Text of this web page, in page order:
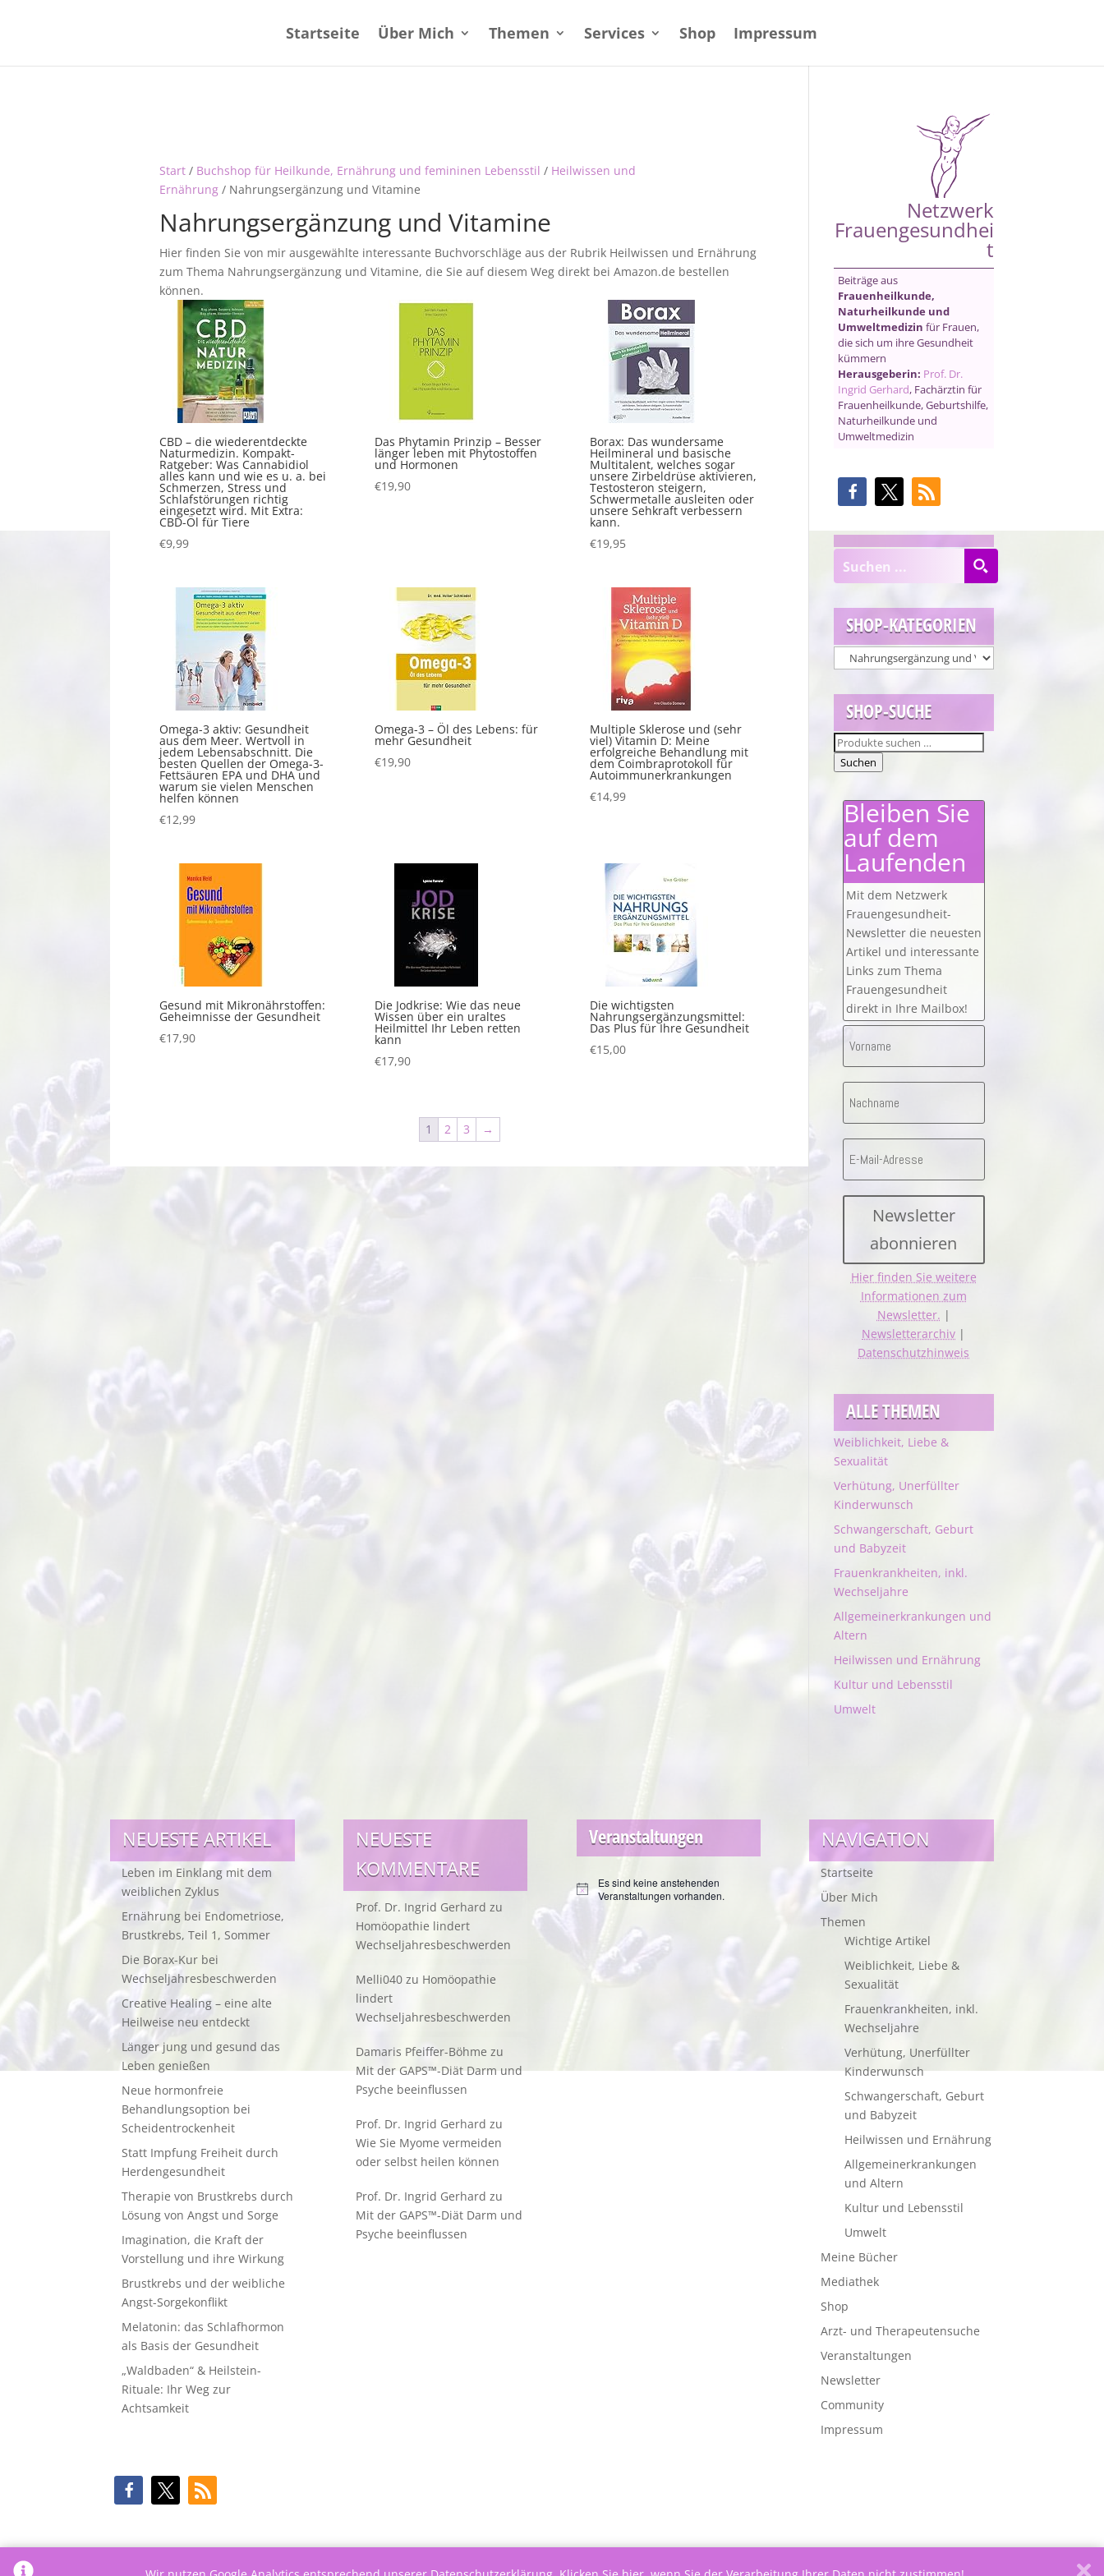
Startseite Über Mich Themen Services Shop Impressum
Start/ Buchshop für Heilkunde, Ernährung und femininen Lebensstil / Heilwissen und
Ernährung/ Nahrungsergänzung und Vitamine
Nahrungsergänzung und Vitamine
Hier finden Sie von mir ausgewählte interessante Buchvorschläge aus der Rubrik Heilwissen und Ernährung
zum Thema Nahrungsergänzung und Vitamine, die Sie auf diesem Weg direkt bei Amazon.de bestellen
können.
CBD – die wiederentdeckte
Naturmedizin. Kompakt-
Ratgeber: Was Cannabidiol
alles kann und wie es u. a. bei
Schmerzen, Stress und
Schlafstörungen richtig
eingesetzt wird. Mit Extra:
CBD-Öl für Tiere
€9,99
Das Phytamin Prinzip – Besser
länger leben mit Phytostoffen
und Hormonen
€19,90
Borax: Das wundersame
Heilmineral und basische
Multitalent, welches sogar
unsere Zirbeldrüse aktivieren,
Testosteron steigern,
Schwermetalle ausleiten oder
unsere Sehkraft verbessern
kann.
€19,95
Omega-3 aktiv: Gesundheit
aus dem Meer. Wertvoll in
jedem Lebensabschnitt. Die
besten Quellen der Omega-3-
Fettsäuren EPA und DHA und
warum sie vielen Menschen
helfen können
€12,99
Omega-3 – Öl des Lebens: für
mehr Gesundheit
€19,90
Multiple Sklerose und (sehr
viel) Vitamin D: Meine
erfolgreiche Behandlung mit
dem Coimbraprotokoll für
Autoimmunerkrankungen
€14,99
Gesund mit Mikronährstoffen:
Geheimnisse der Gesundheit
€17,90
Die Jodkrise: Wie das neue
Wissen über ein uraltes
Heilmittel Ihr Leben retten
kann
€17,90
Die wichtigsten
Nahrungsergänzungsmittel:
Das Plus für Ihre Gesundheit
€15,00
1 2 3 →
Netzwerk
Frauengesundhei
t
Beiträge aus
Frauenheilkunde,
Naturheilkunde und
Umweltmedizin für Frauen,
die sich um ihre Gesundheit
kümmern
Herausgeberin: Prof. Dr.
Ingrid Gerhard, Fachärztin für
Frauenheilkunde, Geburtshilfe,
Naturheilkunde und
Umweltmedizin
SHOP-KATEGORIEN
SHOP-SUCHE
Suchen
nach:
Suchen
Bleiben Sie
auf dem
Laufenden
Mit dem Netzwerk
Frauengesundheit-
Newsletter die neuesten
Artikel und interessante
Links zum Thema
Frauengesundheit
direkt in Ihre Mailbox!
Newsletter
abonnieren
Hier finden Sie weitere
Informationen zum
Newsletter. |
Newsletterarchiv |
Datenschutzhinweis
ALLE THEMEN
Weiblichkeit, Liebe &
Sexualität
Verhütung, Unerfüllter
Kinderwunsch
Schwangerschaft, Geburt
und Babyzeit
Frauenkrankheiten, inkl.
Wechseljahre
Allgemeinerkrankungen und
Altern
Heilwissen und Ernährung
Kultur und Lebensstil
Umwelt
NEUESTE ARTIKEL
Leben im Einklang mit dem
weiblichen Zyklus
Ernährung bei Endometriose,
Brustkrebs, Teil 1, Sommer
Die Borax-Kur bei
Wechseljahresbeschwerden
Creative Healing – eine alte
Heilweise neu entdeckt
Länger jung und gesund das
Leben genießen
Neue hormonfreie
Behandlungsoption bei
Scheidentrockenheit
Statt Impfung Freiheit durch
Herdengesundheit
Therapie von Brustkrebs durch
Lösung von Angst und Sorge
Imagination, die Kraft der
Vorstellung und ihre Wirkung
Brustkrebs und der weibliche
Angst-Sorgekonflikt
Melatonin: das Schlafhormon
als Basis der Gesundheit
„Waldbaden“ & Heilstein-
Rituale: Ihr Weg zur
Achtsamkeit
NEUESTE
KOMMENTARE
Prof. Dr. Ingrid Gerhard zu
Homöopathie lindert
Wechseljahresbeschwerden
Melli040zu Homöopathie
lindert
Wechseljahresbeschwerden
Damaris Pfeiffer-Böhme zu
Mit der GAPS™-Diät Darm und
Psyche beeinflussen
Prof. Dr. Ingrid Gerhard zu
Wie Sie Myome vermeiden
oder selbst heilen können
Prof. Dr. Ingrid Gerhard zu
Mit der GAPS™-Diät Darm und
Psyche beeinflussen
Veranstaltungen
Hinweis
Es sind keine anstehenden
Veranstaltungen vorhanden.
NAVIGATION
Startseite
Über Mich
Themen
Wichtige Artikel
Weiblichkeit, Liebe &
Sexualität
Frauenkrankheiten, inkl.
Wechseljahre
Verhütung, Unerfüllter
Kinderwunsch
Schwangerschaft, Geburt
und Babyzeit
Heilwissen und Ernährung
Allgemeinerkrankungen
und Altern
Kultur und Lebensstil
Umwelt
Meine Bücher
Mediathek
Shop
Arzt- und Therapeutensuche
Veranstaltungen
Newsletter
Community
Impressum